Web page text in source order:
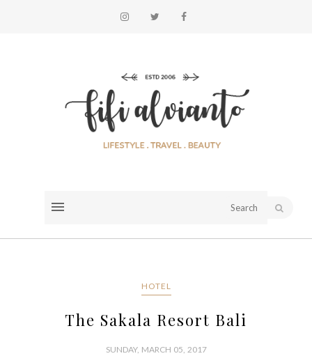
HOTEL
The Sakala Resort Bali
SUNDAY, MARCH 05, 2017